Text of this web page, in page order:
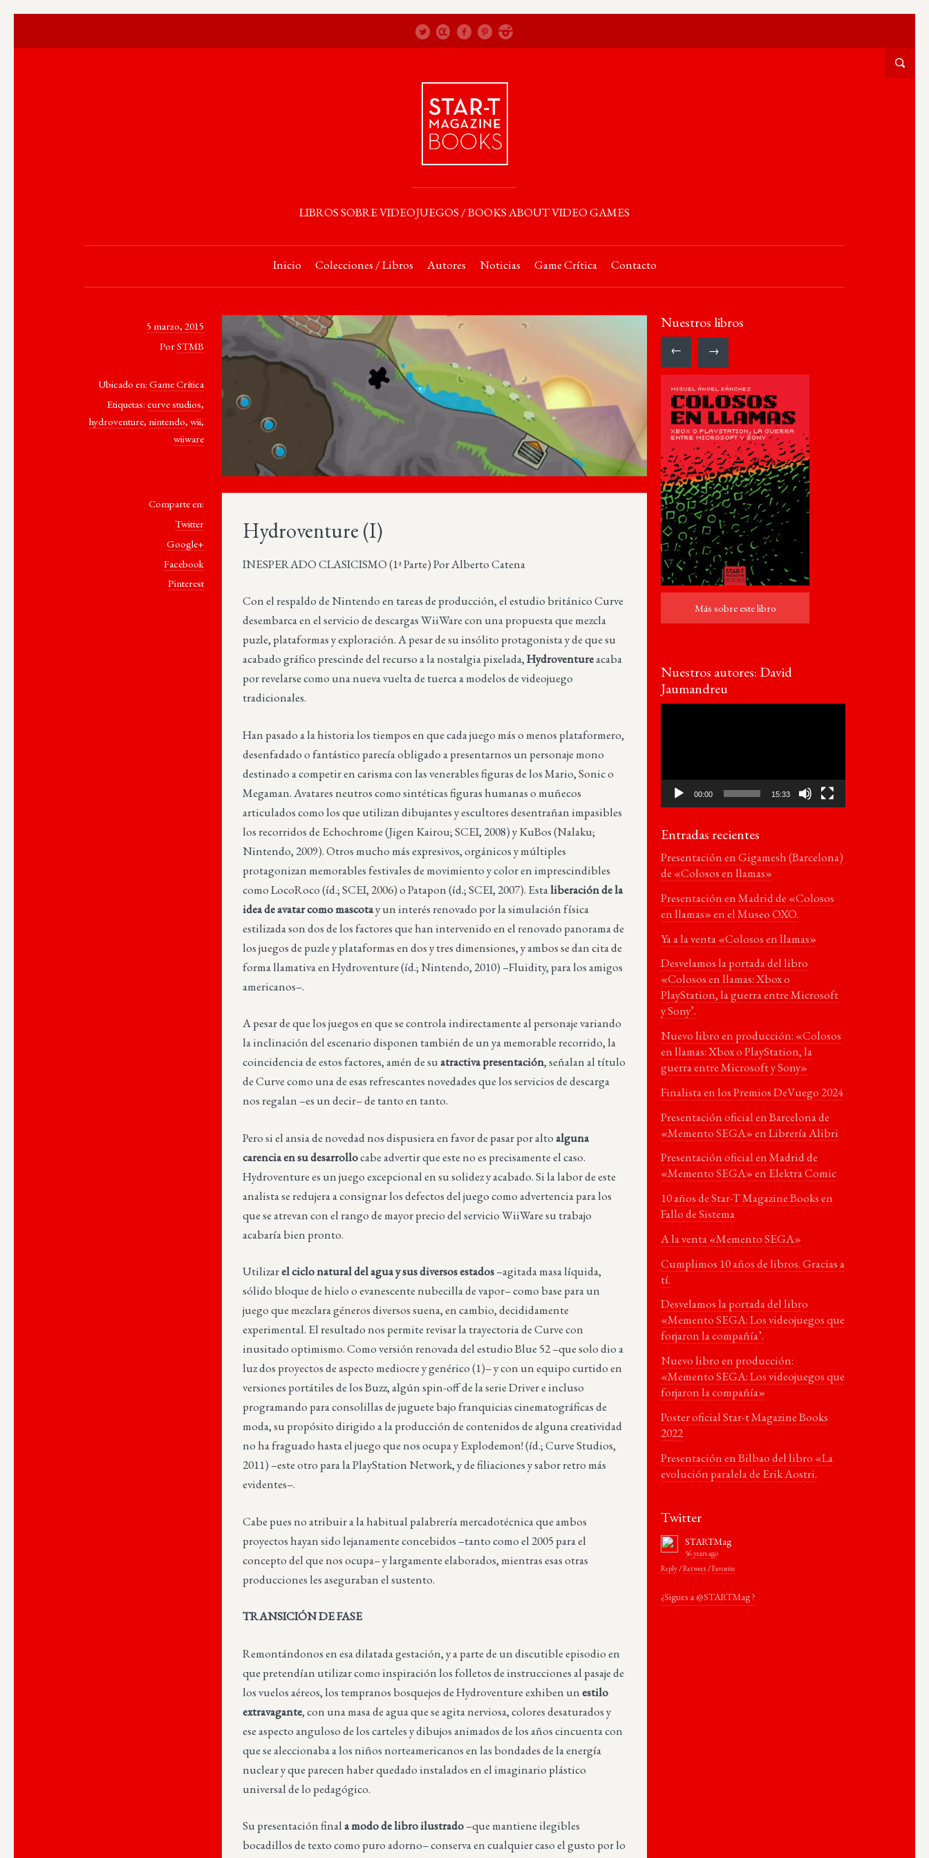
LIBROS SOBRE VIDEOJUEGOS / BOOKS ABOUT VIDEO GAMES
Inicio Colecciones / Libros Autores Noticias Game Crítica Contacto
5 marzo, 2015
PorSTMB
Ubicado en:Game Crítica
Etiquetas:curve studios,
hydroventure, nintendo,wii,
wiiware
Hydroventure (I)
INESPERADO CLASICISMO (1ª Parte) Por Alberto Catena
Con el respaldo de Nintendo en tareas de producción, el estudio británico Curve
desembarca en el servicio de descargas WiiWare con una propuesta que mezcla
puzle, plataformas y exploración. A pesar de su insólito protagonista y de que su
acabado gráfico prescinde del recurso a la nostalgia pixelada,Hydroventureacaba
por revelarse como una nueva vuelta de tuerca a modelos de videojuego
tradicionales.
Han pasado a la historia los tiempos en que cada juego más o menos plataformero,
desenfadado o fantástico parecía obligado a presentarnos un personaje mono
destinado a competir en carisma con las venerables figuras de los Mario, Sonic o
Megaman. Avatares neutros como sintéticas figuras humanas o muñecos
articulados como los que utilizan dibujantes y escultores desentrañan impasibles
los recorridos de Echochrome (Jigen Kairou; SCEI, 2008) y KuBos (Nalaku;
Nintendo, 2009). Otros mucho más expresivos, orgánicos y múltiples
protagonizan memorables festivales de movimiento y color en imprescindibles
como LocoRoco (íd.; SCEI, 2006) o Patapon (íd.; SCEI, 2007). Estaliberación de la
idea de avatar como mascotay un interés renovado por la simulación física
estilizada son dos de los factores que han intervenido en el renovado panorama de
los juegos de puzle y plataformas en dos y tres dimensiones, y ambos se dan cita de
forma llamativa en Hydroventure (íd.; Nintendo, 2010) –Fluidity, para los amigos
americanos–.
A pesar de que los juegos en que se controla indirectamente al personaje variando
la inclinación del escenario disponen también de un ya memorable recorrido, la
coincidencia de estos factores, amén de suatractiva presentación, señalan al título
de Curve como una de esas refrescantes novedades que los servicios de descarga
nos regalan –es un decir– de tanto en tanto.
Pero si el ansia de novedad nos dispusiera en favor de pasar por altoalguna
carencia en su desarrollocabe advertir que este no es precisamente el caso.
Hydroventure es un juego excepcional en su solidez y acabado. Si la labor de este
analista se redujera a consignar los defectos del juego como advertencia para los
que se atrevan con el rango de mayor precio del servicio WiiWare su trabajo
acabaría bien pronto.
Utilizarel ciclo natural del agua y sus diversos estados–agitada masa líquida,
sólido bloque de hielo o evanescente nubecilla de vapor– como base para un
juego que mezclara géneros diversos suena, en cambio, decididamente
experimental. El resultado nos permite revisar la trayectoria de Curve con
inusitado optimismo. Como versión renovada del estudio Blue 52 –que solo dio a
luz dos proyectos de aspecto mediocre y genérico (1)– y con un equipo curtido en
versiones portátiles de los Buzz, algún spin-off de la serie Driver e incluso
programando para consolillas de juguete bajo franquicias cinematográficas de
moda, su propósito dirigido a la producción de contenidos de alguna creatividad
no ha fraguado hasta el juego que nos ocupa y Explodemon! (íd.; Curve Studios,
2011) –este otro para la PlayStation Network, y de filiaciones y sabor retro más
evidentes–.
Cabe pues no atribuir a la habitual palabrería mercadotécnica que ambos
proyectos hayan sido lejanamente concebidos –tanto como el 2005 para el
concepto del que nos ocupa– y largamente elaborados, mientras esas otras
producciones les aseguraban el sustento.
TRANSICIÓN DE FASE
Remontándonos en esa dilatada gestación, y a parte de un discutible episodio en
que pretendían utilizar como inspiración los folletos de instrucciones al pasaje de
los vuelos aéreos, los tempranos bosquejos de Hydroventure exhiben unestilo
extravagante, con una masa de agua que se agita nerviosa, colores desaturados y
ese aspecto anguloso de los carteles y dibujos animados de los años cincuenta con
que se aleccionaba a los niños norteamericanos en las bondades de la energía
nuclear y que parecen haber quedado instalados en el imaginario plástico
universal de lo pedagógico.
Su presentación finala modo de libro ilustrado–que mantiene ilegibles
bocadillos de texto como puro adorno– conserva en cualquier caso el gusto por lo
Comparte en:
Twitter
Google+
Facebook
Pinterest
Nuestros libros
← →
Más sobre este libro
Nuestros autores: David
Jaumandreu
00:00 15:33
Entradas recientes
Presentación en Gigamesh (Barcelona)
de «Colosos en llamas»
Presentación en Madrid de «Colosos
en llamas» en el Museo OXO.
Ya a la venta «Colosos en llamas»
Desvelamos la portada del libro
«Colosos en llamas: Xbox o
PlayStation, la guerra entre Microsoft
y Sony’.
Nuevo libro en producción: «Colosos
en llamas: Xbox o PlayStation, la
guerra entre Microsoft y Sony»
Finalista en los Premios DeVuego 2024
Presentación oficial en Barcelona de
«Memento SEGA» en Librería Alibri
Presentación oficial en Madrid de
«Memento SEGA» en Elektra Comic
10 años de Star-T Magazine Books en
Fallo de Sistema
A la venta «Memento SEGA»
Cumplimos 10 años de libros. Gracias a
tí.
Desvelamos la portada del libro
«Memento SEGA: Los videojuegos que
forjaron la compañía’.
Nuevo libro en producción:
«Memento SEGA: Los videojuegos que
forjaron la compañía»
Poster oficial Star-t Magazine Books
2022
Presentación en Bilbao del libro «La
evolución paralela de Erik Aostri.
Twitter
STARTMag
56 years ago
Reply/Retweet/Favorite
¿Sigues a @STARTMag ?